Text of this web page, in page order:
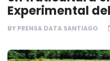
Experimental
BY PRENSA DATA SANTIAGO